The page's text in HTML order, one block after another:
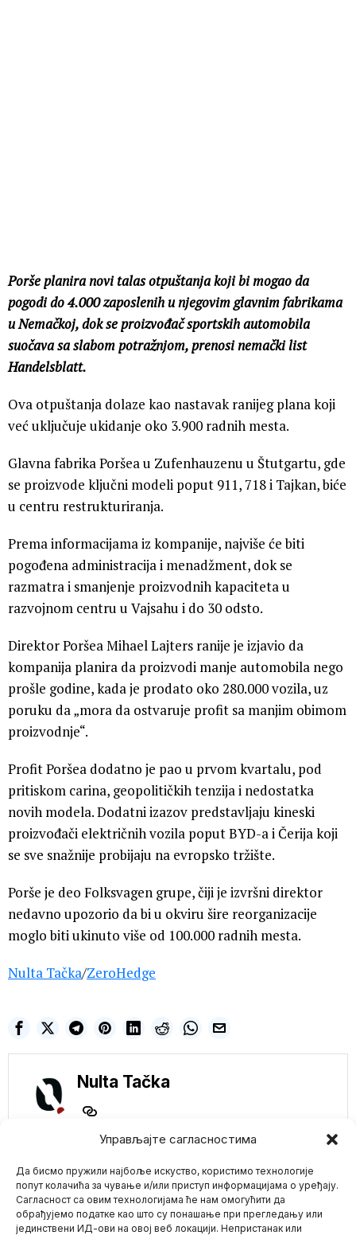
Управљајте сагласностима
Да бисмо пружили најбоље искуство, користимо технологије
попут колачића за чување и/или приступ информацијама о уређају.
Сагласност са овим технологијама ће нам омогућити да
обрађујемо податке као што су понашање при прегледању или
јединствени ИД-ови на овој веб локацији. Непристанак или
Porše planira novi talas otpuštanja koji bi mogao da
pogodi do 4.000 zaposlenih u njegovim glavnim fabrikama
u Nemačkoj, dok se proizvođač sportskih automobila
suočava sa slabom potražnjom, prenosi nemački list
Handelsblatt.
Ova otpuštanja dolaze kao nastavak ranijeg plana koji
već uključuje ukidanje oko 3.900 radnih mesta.
Glavna fabrika Poršea u Zufenhauzenu u Štutgartu, gde
se proizvode ključni modeli poput 911, 718 i Tajkan, biće
u centru restrukturiranja.
Prema informacijama iz kompanije, najviše će biti
pogođena administracija i menadžment, dok se
razmatra i smanjenje proizvodnih kapaciteta u
razvojnom centru u Vajsahu i do 30 odsto.
Direktor Poršea Mihael Lajters ranije je izjavio da
kompanija planira da proizvodi manje automobila nego
prošle godine, kada je prodato oko 280.000 vozila, uz
poruku da „mora da ostvaruje profit sa manjim obimom
proizvodnje“.
Profit Poršea dodatno je pao u prvom kvartalu, pod
pritiskom carina, geopolitičkih tenzija i nedostatka
novih modela. Dodatni izazov predstavljaju kineski
proizvođači električnih vozila poput BYD-a i Čerija koji
se sve snažnije probijaju na evropsko tržište.
Porše je deo Folksvagen grupe, čiji je izvršni direktor
nedavno upozorio da bi u okviru šire reorganizacije
moglo biti ukinuto više od 100.000 radnih mesta.
Nulta Tačka/ZeroHedge
Nulta Tačka
Mario zna Youtube
OTKRIVENO! Vlasti u
Velikoj Britaniji
planirale da istrebe
kućne ljubimce za
vreme prvog talasa